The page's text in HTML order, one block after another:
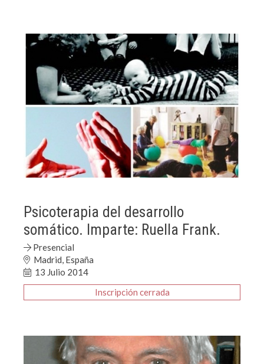
Psicoterapia del desarrollo
somático. Imparte: Ruella Frank.
Presencial
Madrid, España
13 Julio 2014
Inscripción